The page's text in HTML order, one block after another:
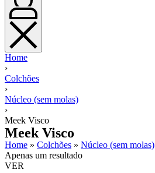
Home
›
Colchões
›
Núcleo (sem molas)
›
Meek Visco
Meek Visco
Home » Colchões » Núcleo (sem molas)
Apenas um resultado
VER